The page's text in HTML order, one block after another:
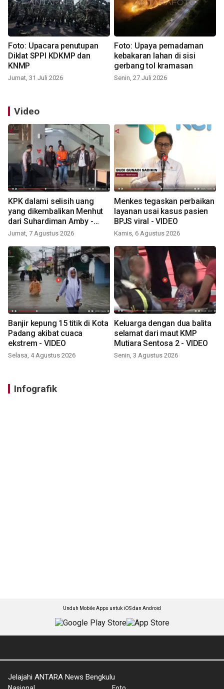
Foto: Upacara penutupan
Diklat SPPI KDKMP dan
KNMP
Jumat, 31 Juli 2026
Foto: Upaya pemadaman
kebakaran lahan di sisi
gerbang tol kramasan
Senin, 27 Juli 2026
Video
KPK dalami selisih uang
yang dikembalikan Menhut
dari Suhardiman Amby -
VIDEO
Jumat, 7 Agustus 2026
Menkes tegaskan perbaikan
layanan usai kasus pasien
BPJS viral - VIDEO
Kamis, 6 Agustus 2026
Banjir kepung 15 titik di Kota
Padang akibat cuaca
ekstrem - VIDEO
Selasa, 4 Agustus 2026
Keluarga dengan dua balita
selamat dari maut KMP
Mutiara Sentosa 2 - VIDEO
Senin, 3 Agustus 2026
Infografik
Unduh Mobile Apps untuk iOS dan Android
Jelajahi ANTARA News Bengkulu